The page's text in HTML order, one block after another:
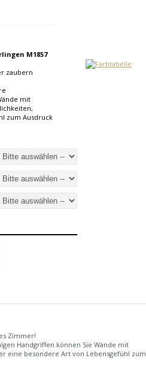
M1857
zaubern
mit
zum Ausdruck
Zimmer!
Handgriffen können Sie Wände mit
eine besondere Art von Lebensgefühl zum